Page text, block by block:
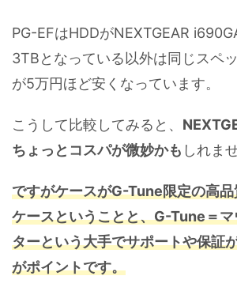
PG-EFはHDDがNEXTGEAR
3TBとなっている以外は同じスペ
が5万円ほど安くなっています。
こうして比較してみると、
ちょっとコスパが微妙かも しれま
ですがケースがG-Tune限定の高
ケースということと、G-Tune＝
ターという大手でサポートや保証
がポイントです。